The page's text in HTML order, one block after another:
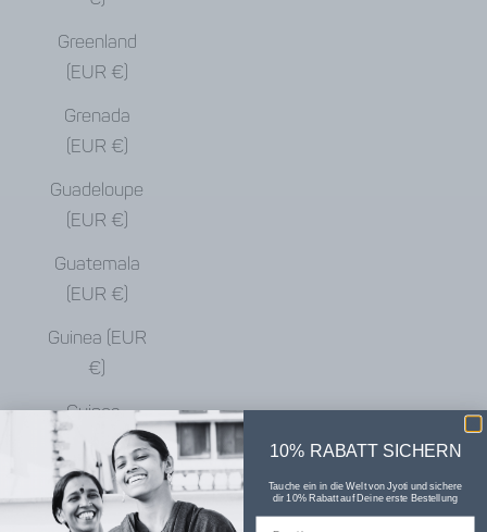
Greenland
(EUR €)
Grenada
(EUR €)
Guadeloupe
(EUR €)
Guatemala
(EUR €)
Guinea (EUR
€)
Guinea-
Bissau (EUR
€)
Guyana (EUR
10% RABATT SICHERN
Tauche ein in die Welt von Jyoti und sichere
dir 10% Rabatt auf Deine erste Bestellung